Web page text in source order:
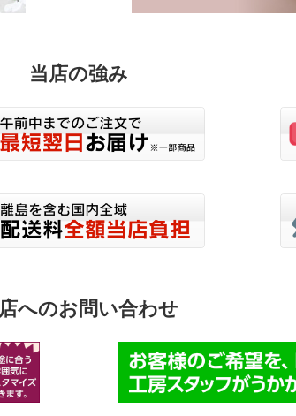
当店の強み
へのお問い合わせ